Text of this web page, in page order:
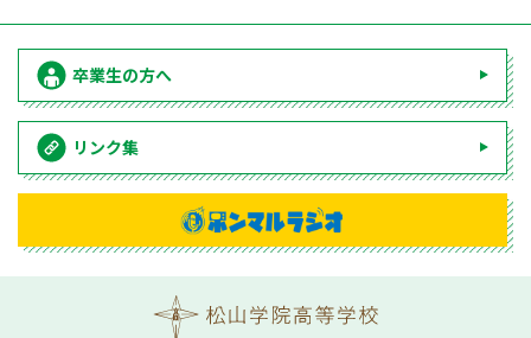
卒業生の方へ
リンク集